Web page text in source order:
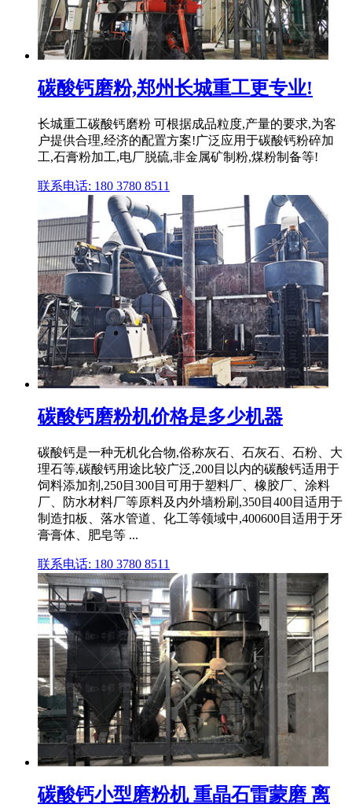
碳酸钙磨粉,郑州长城重工更专业!
长城重工碳酸钙磨粉 可根据成品粒度,产量的要求,为客
户提供合理,经济的配置方案!广泛应用于碳酸钙粉碎加
工,石膏粉加工,电厂脱硫,非金属矿制粉,煤粉制备等!
联系电话: 180 3780 8511
碳酸钙磨粉机价格是多少机器
碳酸钙是一种无机化合物,俗称灰石、石灰石、石粉、大
理石等,碳酸钙用途比较广泛,200目以内的碳酸钙适用于
饲料添加剂,250目300目可用于塑料厂、橡胶厂、涂料
厂、防水材料厂等原料及内外墙粉刷,350目400目适用于
制造扣板、落水管道、化工等领域中,400600目适用于牙
膏膏体、肥皂等 ...
联系电话: 180 3780 8511
碳酸钙小型磨粉机 重晶石雷蒙磨 离